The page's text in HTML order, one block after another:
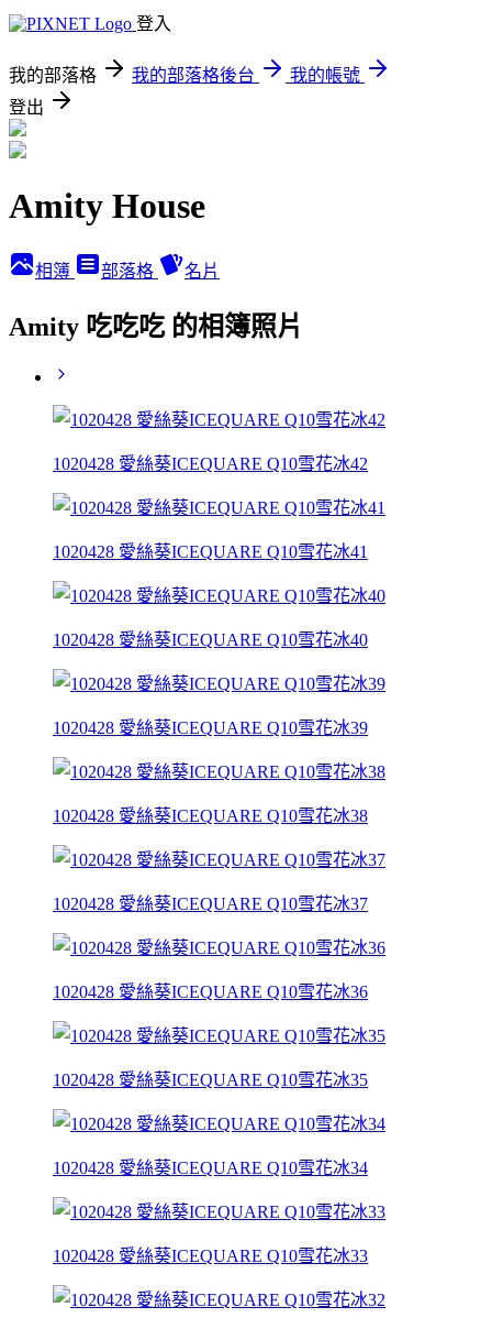
登入
我的部落格 我的部落格後台
我的帳號
登出
Amity House
相簿 部落格 名片
Amity 吃吃吃 的相簿照片
1020428 愛絲葵ICEQUARE Q10雪花冰42
1020428 愛絲葵ICEQUARE Q10雪花冰41
1020428 愛絲葵ICEQUARE Q10雪花冰40
1020428 愛絲葵ICEQUARE Q10雪花冰39
1020428 愛絲葵ICEQUARE Q10雪花冰38
1020428 愛絲葵ICEQUARE Q10雪花冰37
1020428 愛絲葵ICEQUARE Q10雪花冰36
1020428 愛絲葵ICEQUARE Q10雪花冰35
1020428 愛絲葵ICEQUARE Q10雪花冰34
1020428 愛絲葵ICEQUARE Q10雪花冰33